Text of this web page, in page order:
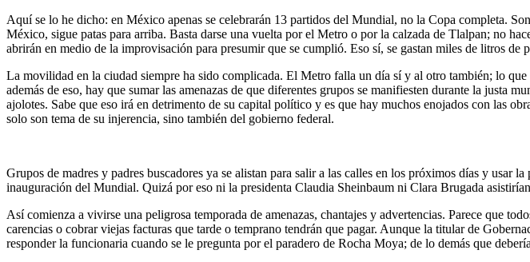
Aquí se lo he dicho: en México apenas se celebrarán 13 partidos del Mundial, no la Copa completa.
México, sigue patas para arriba. Basta darse una vuelta por el Metro o por la calzada de Tlalpan; no
abrirán en medio de la improvisación para presumir que se cumplió. Eso sí, se gastan miles de litros
La movilidad en la ciudad siempre ha sido complicada. El Metro falla un día sí y al otro también; lo
además de eso, hay que sumar las amenazas de que diferentes grupos se manifiesten durante la justa
ajolotes. Sabe que eso irá en detrimento de su capital político y es que hay muchos enojados con las
solo son tema de su injerencia, sino también del gobierno federal.
Grupos de madres y padres buscadores ya se alistan para salir a las calles en los próximos días y usar
inauguración del Mundial. Quizá por eso ni la presidenta Claudia Sheinbaum ni Clara Brugada
Así comienza a vivirse una peligrosa temporada de amenazas, chantajes y advertencias. Parece que
carencias o cobrar viejas facturas que tarde o temprano tendrán que pagar. Aunque la titular de
responder la funcionaria cuando se le pregunta por el paradero de Rocha Moya; de lo demás que